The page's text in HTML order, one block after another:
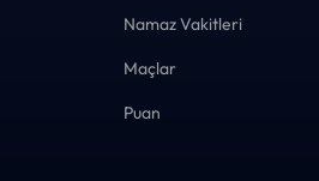
Namaz Vakitleri
Maçlar
Puan